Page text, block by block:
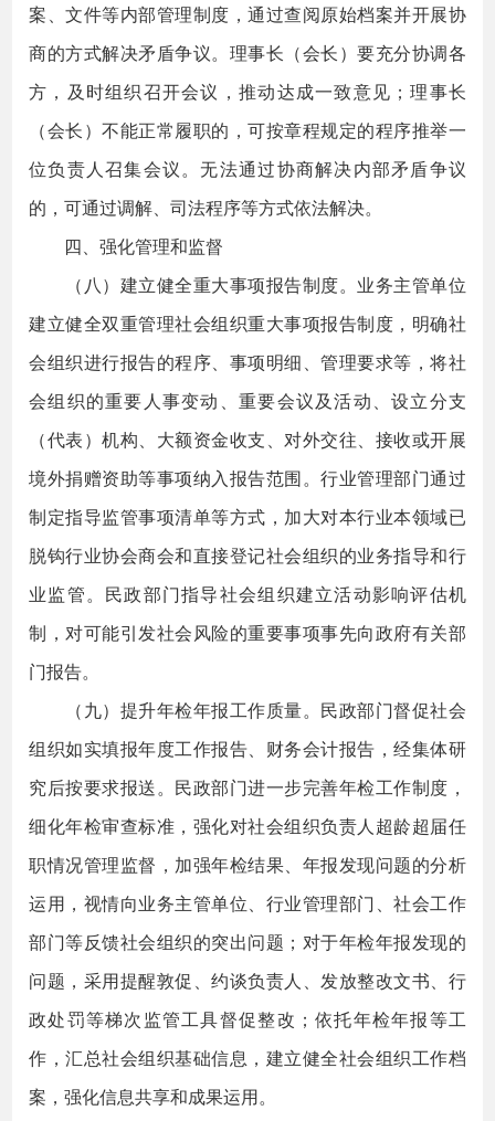
案、文件等内部管理制度，通过查阅原始档案并开展协
商的方式解决矛盾争议。理事长（会长）要充分协调各
方，及时组织召开会议，推动达成一致意见；理事长
（会长）不能正常履职的，可按章程规定的程序推举一
位负责人召集会议。无法通过协商解决内部矛盾争议
的，可通过调解、司法程序等方式依法解决。
四、强化管理和监督
（八）建立健全重大事项报告制度。业务主管单位
建立健全双重管理社会组织重大事项报告制度，明确社
会组织进行报告的程序、事项明细、管理要求等，将社
会组织的重要人事变动、重要会议及活动、设立分支
（代表）机构、大额资金收支、对外交往、接收或开展
境外捐赠资助等事项纳入报告范围。行业管理部门通过
制定指导监管事项清单等方式，加大对本行业本领域已
脱钩行业协会商会和直接登记社会组织的业务指导和行
业监管。民政部门指导社会组织建立活动影响评估机
制，对可能引发社会风险的重要事项事先向政府有关部
门报告。
（九）提升年检年报工作质量。民政部门督促社会
组织如实填报年度工作报告、财务会计报告，经集体研
究后按要求报送。民政部门进一步完善年检工作制度，
细化年检审查标准，强化对社会组织负责人超龄超届任
职情况管理监督，加强年检结果、年报发现问题的分析
运用，视情向业务主管单位、行业管理部门、社会工作
部门等反馈社会组织的突出问题；对于年检年报发现的
问题，采用提醒敦促、约谈负责人、发放整改文书、行
政处罚等梯次监管工具督促整改；依托年检年报等工
作，汇总社会组织基础信息，建立健全社会组织工作档
案，强化信息共享和成果运用。